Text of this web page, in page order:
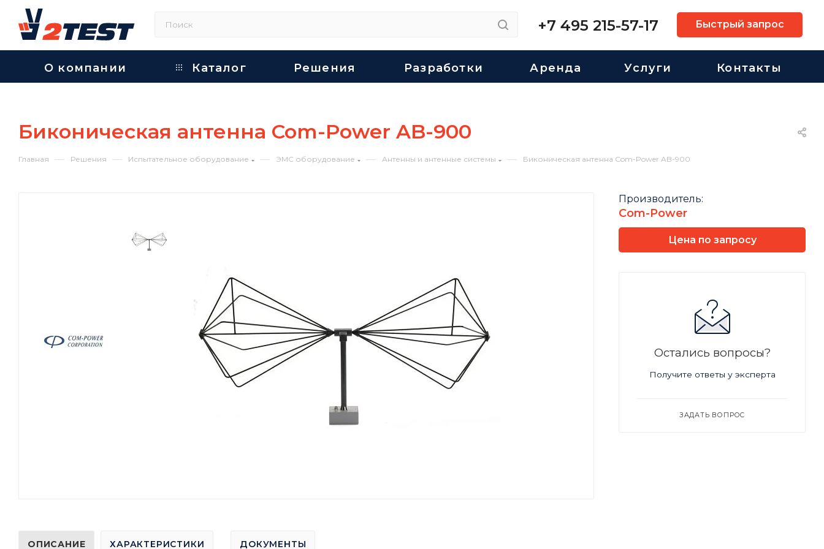
+7 495 215-57-17 Быстрый запрос
О компании Каталог Решения Разработки Аренда Услуги Контакты
Биконическая антенна Com-Power AB-900
Главная — Решения — Испытательное оборудование — ЭМС оборудование — Антенны и антенные системы — Биконическая антенна Com-Power AB-900
ОПИСАНИЕ ХАРАКТЕРИСТИКИ ДОКУМЕНТЫ
Производитель:
Com-Power
Цена по запросу
Остались вопросы?
Получите ответы у эксперта
ЗАДАТЬ ВОПРОС